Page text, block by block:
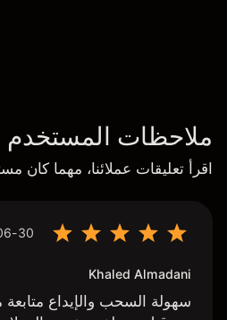
ملاحظات المستخدم
اقرأ تعليقات عملائنا، مهما كان
30
Khaled Almadani
سهولة السحب والإيداع متابعة